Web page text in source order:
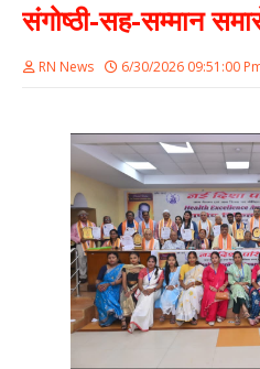
संगोष्ठी-सह-सम्मान
RN News 6/30/2026 09:51:00